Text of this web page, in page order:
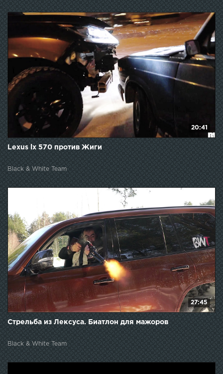
20:41
Lexus lx 570 против Жиги
Black & White Team
27:45
Стрельба из Лексуса. Биатлон для мажоров
Black & White Team